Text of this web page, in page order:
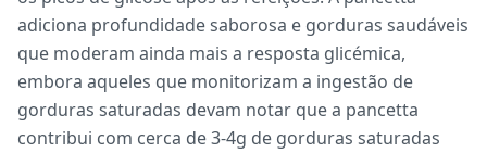
adiciona profundidade saborosa e gorduras saudáveis
que moderam ainda mais a resposta glicémica,
embora aqueles que monitorizam a ingestão de
gorduras saturadas devam notar que a pancetta
contribui com cerca de 3-4g de gorduras saturadas